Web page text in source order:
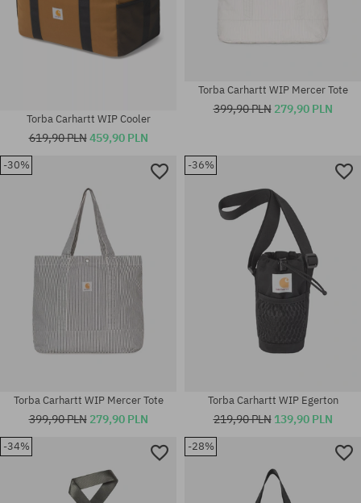
rozmiar uniwersalny rozmiar uniwersalny
rozmiar uniwersalny
Torba Carhartt WIP Cooler
619,90 PLN459,90 PLN
rozmiar uniwersalny
Torba Carhartt WIP Mercer Tote
399,90 PLN 279,90 PLN
-30%
Torba Carhartt WIP Mercer Tote
399,90 PLN 279,90 PLN
-36%
Torba Carhartt WIP Egerton
219,90 PLN 139,90 PLN
-34% -28%